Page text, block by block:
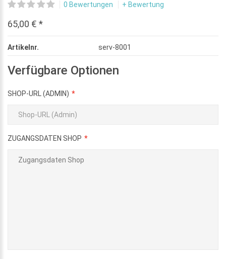
0 Bewertungen + Bewertung
65,00 € *
Artikelnr. serv-8001
Verfügbare Optionen
SHOP-URL (ADMIN)
ZUGANGSDATEN SHOP